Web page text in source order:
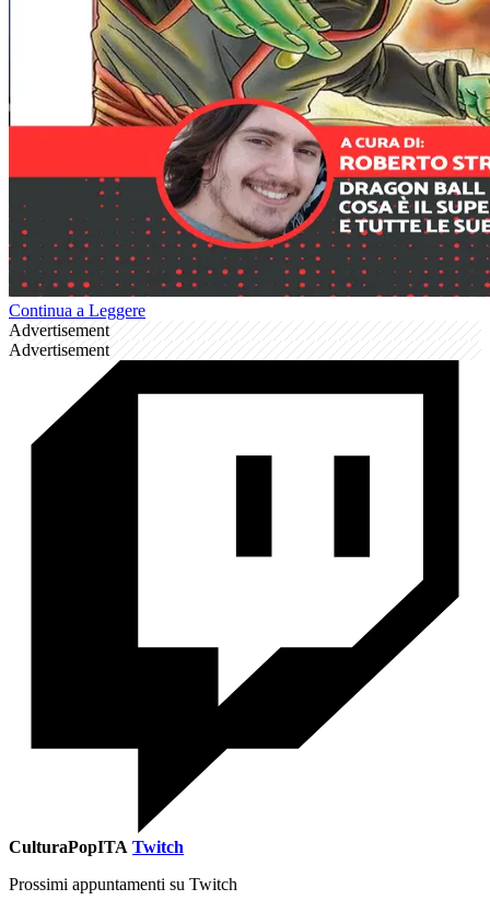
Continua a Leggere
Advertisement
Advertisement
CulturaPopITA Twitch
Prossimi appuntamenti su Twitch